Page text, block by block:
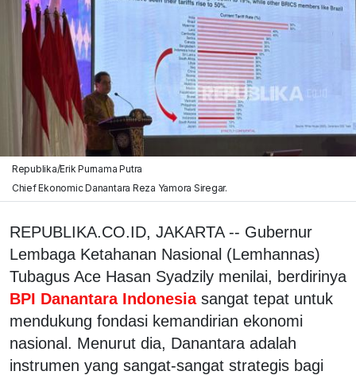
Republika/Erik Purnama Putra
Chief Ekonomic Danantara Reza Yamora Siregar.
REPUBLIKA.CO.ID, JAKARTA -- Gubernur
Lembaga Ketahanan Nasional (Lemhannas)
Tubagus Ace Hasan Syadzily menilai, berdirinya
BPI Danantara Indonesia sangat tepat untuk
mendukung fondasi kemandirian ekonomi
nasional. Menurut dia, Danantara adalah
instrumen yang sangat-sangat strategis bagi